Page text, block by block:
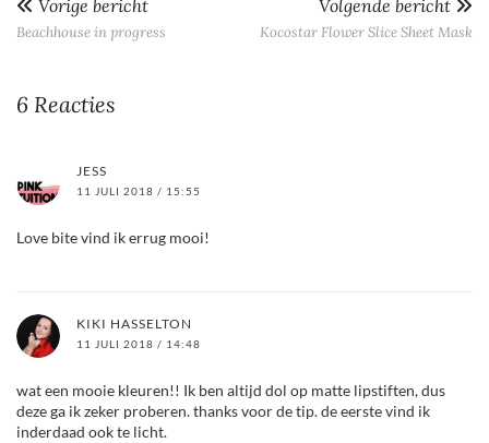
Vorige bericht
Beachhouse in progress
Volgende bericht
Kocostar Flower Slice Sheet Mask
6 Reacties
JESS
11 JULI 2018 / 15:55
Love bite vind ik errug mooi!
KIKI HASSELTON
11 JULI 2018 / 14:48
wat een mooie kleuren!! Ik ben altijd dol op matte lipstiften, dus
deze ga ik zeker proberen. thanks voor de tip. de eerste vind ik
inderdaad ook te licht.